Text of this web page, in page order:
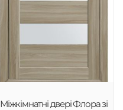
Міжкімнатні двері Флора зі